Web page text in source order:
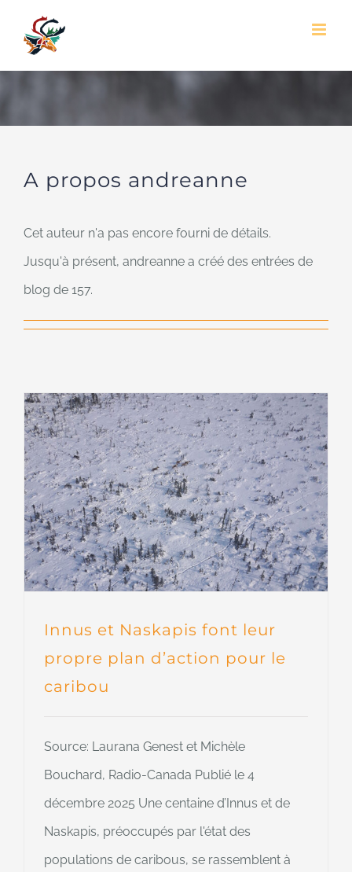
content
A propos andreanne
Cet auteur n'a pas encore fourni de détails.
Jusqu'à présent, andreanne a créé des entrées de
blog de 157.
Innus et Naskapis font leur
propre plan d’action pour le
caribou
Source: Laurana Genest et Michèle
Bouchard, Radio-Canada Publié le 4
décembre 2025 Une centaine d’Innus et de
Naskapis, préoccupés par l'état des
populations de caribous, se rassemblent à